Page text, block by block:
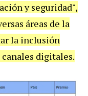
y seguridad",
áreas de la
la inclusión
digitales.